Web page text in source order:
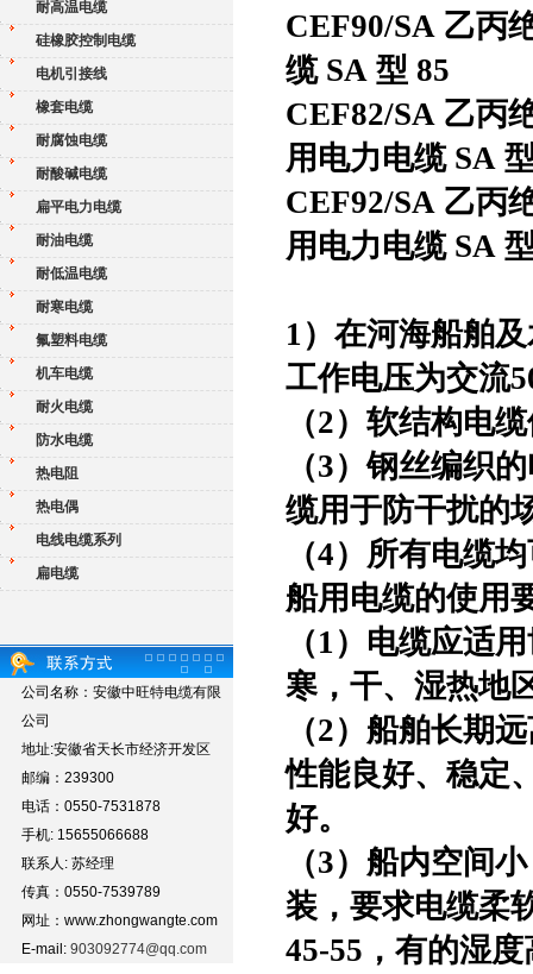
耐高温电缆
硅橡胶控制电缆
电机引接线
橡套电缆
耐腐蚀电缆
耐酸碱电缆
扁平电力电缆
耐油电缆
耐低温电缆
耐寒电缆
氟塑料电缆
机车电缆
耐火电缆
防水电缆
热电阻
热电偶
电线电缆系列
扁电缆
公司名称：安徽中旺特电缆有限
公司
地址:安徽省天长市经济开发区
邮编：239300
电话：0550-7531878
手机: 15655066688
联系人: 苏经理
传真：0550-7539789
网址：www.zhongwangte.com
E-mail: 903092774@qq.com
CEF90/SA 乙丙
缆 SA 型 85
CEF82/SA 乙丙
用电力电缆 SA
CEF92/SA 乙丙
用电力电缆 SA
1）在河海船舶
工作电压为交流
（2）软结构电
（3）钢丝编织
缆用于防干扰的
（4）所有电缆
船用电缆的使用
（1）电缆应适
寒，干、湿热地
（2）船舶长期
性能良好、稳定
好。
（3）船内空间
装，要求电缆柔
45-55，有的湿